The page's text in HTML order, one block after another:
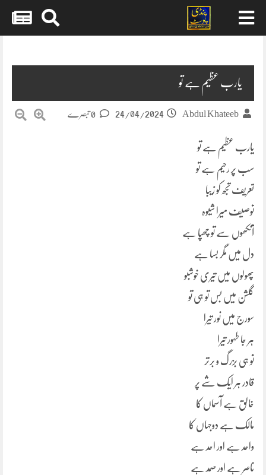
یارب عظیم ہے تو
Abdul Khateeb
24/04/2024
یارب عظیم ہے تو
سب پر رحیم ہے تو
تعریف تجھ کو زیبا
توصیف میرا شیوہ
آنکھوں سے تو چھپا ہے
دل میں مگر بسا ہے
پھولوں میں تیری خوشبو
گلشن میں بس تو ہی تو
سورج میں نور تیرا
ہر جا طہور تیرا
تو ہی بزرگ و برتر
قادر ہر ایک شے پر
خالق ہے آسماں کا
مالک ہے دوجہاں کا
واحد ہے اور احد ہے
ناصر ہے اور صمد ہے